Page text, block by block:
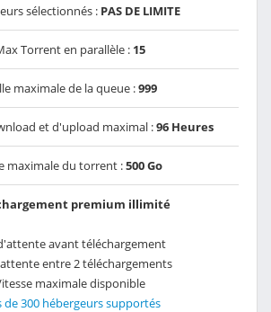
sélectionnés : PAS DE LIMITE
Torrent en parallèle : 15
maximale de la queue :999
et d'upload maximal :96 Heures
maximale du torrent :500 Go
premium illimité
avant téléchargement
entre 2 téléchargements
maximale disponible
de 300 hébergeurs supportés